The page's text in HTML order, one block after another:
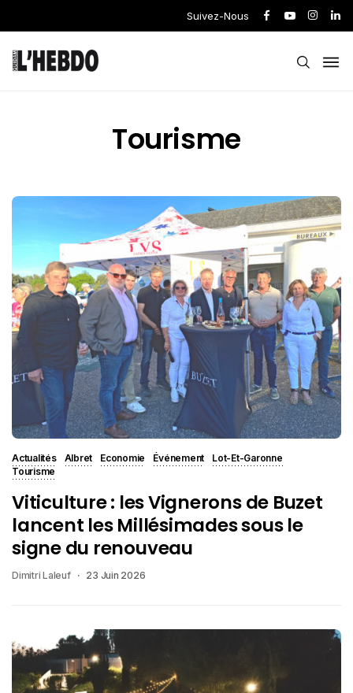
Suivez-Nous
Tourisme
Actualités Albret Economie Événement
Lot-Et-Garonne
Tourisme
Viticulture : les Vignerons de Buzet
lancent les Millésimades sous le
signe du renouveau
Dimitri Laleuf 23 Juin 2026